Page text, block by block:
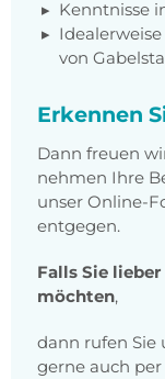
Kenntnisse
von
Erkennen
Dann freuen
nehmen Ihre
unser Online-
entgegen.
Falls Sie
möchten,
dann rufen Sie
gerne auch per